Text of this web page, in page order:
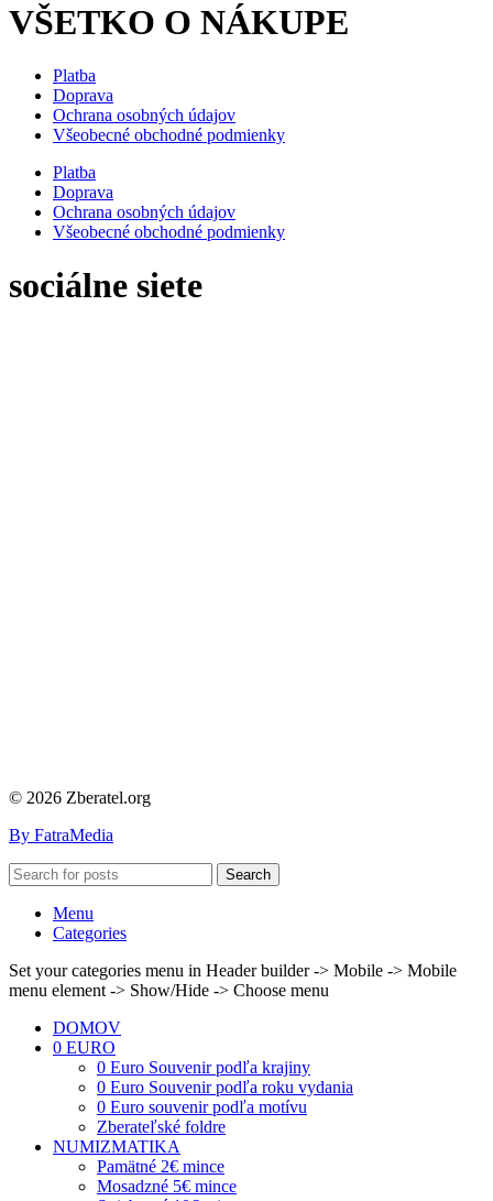
VŠETKO O NÁKUPE
Platba
Doprava
Ochrana osobných údajov
Všeobecné obchodné podmienky
Platba
Doprava
Ochrana osobných údajov
Všeobecné obchodné podmienky
sociálne siete
© 2026 Zberatel.org
By FatraMedia
Search
Menu
Categories
Set your categories menu in Header builder -> Mobile -> Mobile
menu element -> Show/Hide -> Choose menu
DOMOV
0 EURO
0 Euro Souvenir podľa krajiny
0 Euro Souvenir podľa roku vydania
0 Euro souvenir podľa motívu
Zberateľské foldre
NUMIZMATIKA
Pamätné 2€ mince
Mosadzné 5€ mince